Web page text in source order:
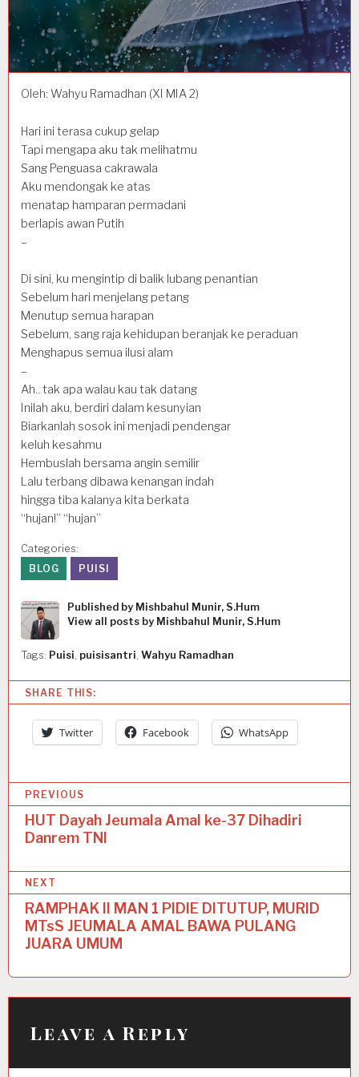
Oleh: Wahyu Ramadhan (XI MIA 2)
Hari ini terasa cukup gelap
Tapi mengapa aku tak melihatmu
Sang Penguasa cakrawala
Aku mendongak ke atas
menatap hamparan permadani
berlapis awan Putih
–
Di sini, ku mengintip di balik lubang penantian
Sebelum hari menjelang petang
Menutup semua harapan
Sebelum, sang raja kehidupan beranjak ke peraduan
Menghapus semua ilusi alam
–
Ah.. tak apa walau kau tak datang
Inilah aku, berdiri dalam kesunyian
Biarkanlah sosok ini menjadi pendengar
keluh kesahmu
Hembuslah bersama angin semilir
Lalu terbang dibawa kenangan indah
hingga tiba kalanya kita berkata
“hujan!” “hujan”
Categories:
BLOG
PUISI
Published by Mishbahul Munir, S.Hum
View all posts by Mishbahul Munir, S.Hum
Tags: Puisi puisisantri Wahyu Ramadhan
SHARE THIS:
Twitter Facebook WhatsApp
o
t
n
v
i
g
PREVIOUS
HUT Dayah Jeumala Amal ke-37 Dihadiri
Danrem TNI
NEXT
RAMPHAK II MAN 1 PIDIE DITUTUP, MURID
MTsS JEUMALA AMAL BAWA PULANG
JUARA UMUM
Leave a Reply